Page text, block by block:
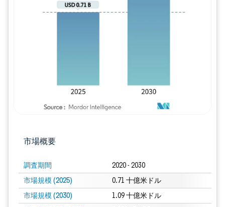
市場概要
調査期間 2020 - 2030
市場規模 (2025) 0.71 十億米ドル
市場規模 (2030) 1.09 十億米ドル